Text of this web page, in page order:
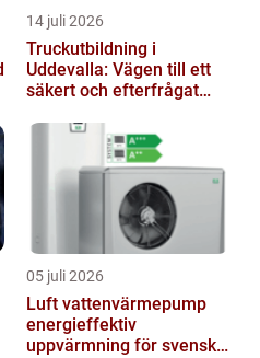
14 juli 2026
Truckutbildning i
Uddevalla: Vägen till ett
säkert och efterfrågat
05 juli 2026
Luft vattenvärmepump
energieffektiv
uppvärmning för svenska